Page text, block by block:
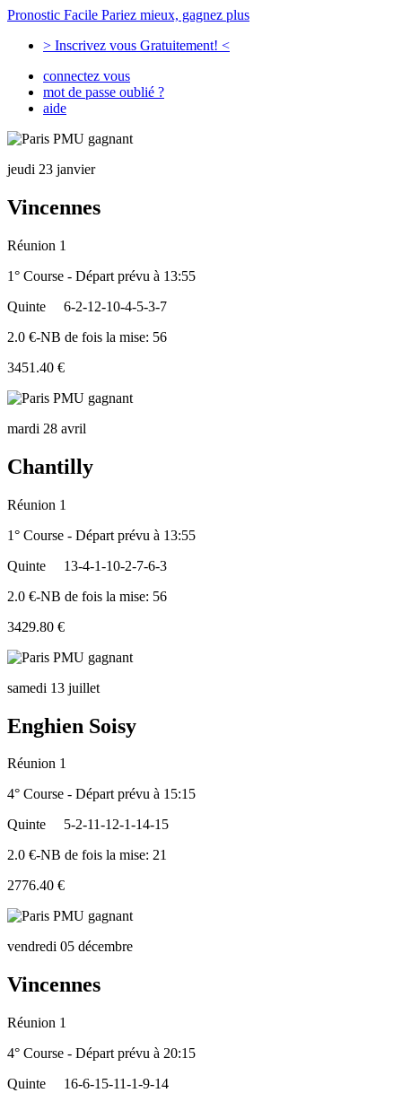
Pronostic Facile Pariez mieux, gagnez plus
> Inscrivez vous Gratuitement! <
connectez vous
mot de passe oublié ?
aide
jeudi 23 janvier
Vincennes
Réunion 1
1° Course - Départ prévu à 13:55
Quinte
6-2-12-10-4-5-3-7
2.0 €-NB de fois la mise: 56
3451.40 €
mardi 28 avril
Chantilly
Réunion 1
1° Course - Départ prévu à 13:55
Quinte
13-4-1-10-2-7-6-3
2.0 €-NB de fois la mise: 56
3429.80 €
samedi 13 juillet
Enghien Soisy
Réunion 1
4° Course - Départ prévu à 15:15
Quinte
5-2-11-12-1-14-15
2.0 €-NB de fois la mise: 21
2776.40 €
vendredi 05 décembre
Vincennes
Réunion 1
4° Course - Départ prévu à 20:15
Quinte
16-6-15-11-1-9-14